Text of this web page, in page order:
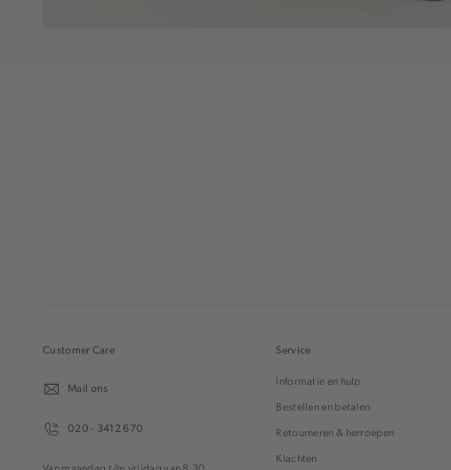
Customer Care
Mail ons
020 - 3412 670
Service
Informatie en hulp
Bestellen en betalen
Retourneren & herroepen
Klachten